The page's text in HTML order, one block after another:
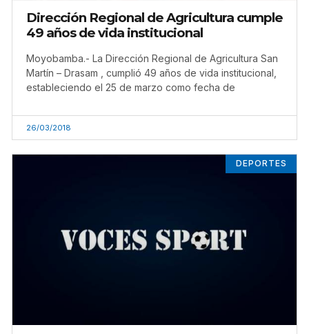
Dirección Regional de Agricultura cumple
49 años de vida institucional
Moyobamba.- La Dirección Regional de Agricultura San
Martín – Drasam , cumplió 49 años de vida institucional,
estableciendo el 25 de marzo como fecha de
26/03/2018
DEPORTES